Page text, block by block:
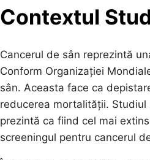
Contextul
Cancerul de sân reprezintă
Conform Organizației
sân. Aceasta face ca
reducerea mortalității.
prezintă ca fiind cel mai
screeningul pentru cancerul